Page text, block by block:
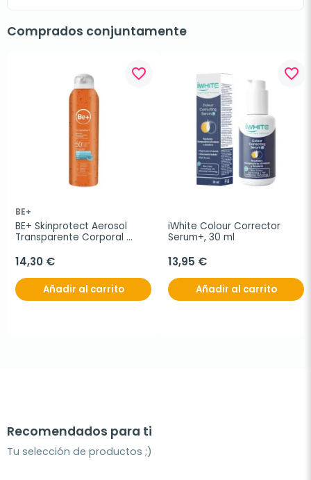
Comprados conjuntamente
favorite_border
BE+
BE+ Skinprotect Aerosol
Transparente Corporal
14,30 €
Añadir al carrito
favorite_border
iWhite Colour Corrector
Serum+, 30 ml
13,95 €
Añadir al carrito
Recomendados para ti
Tu selección de productos ;)